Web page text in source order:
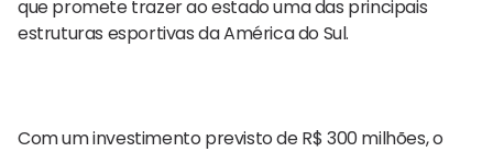
que promete trazer ao estado uma das principais
estruturas esportivas da América do Sul.
Com um investimento previsto de R$ 300 milhões, o